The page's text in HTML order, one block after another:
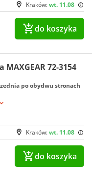
Kraków:wt. 11.08
do koszyka
72-3154
po obydwu stronach
Kraków:wt. 11.08
do koszyka